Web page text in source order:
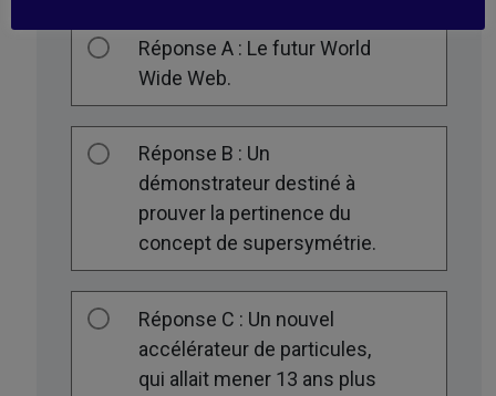
Réponse A : Le futur World
Wide Web.
Réponse B : Un
démonstrateur destiné à
prouver la pertinence du
concept de supersymétrie.
Réponse C : Un nouvel
accélérateur de particules,
qui allait mener 13 ans plus